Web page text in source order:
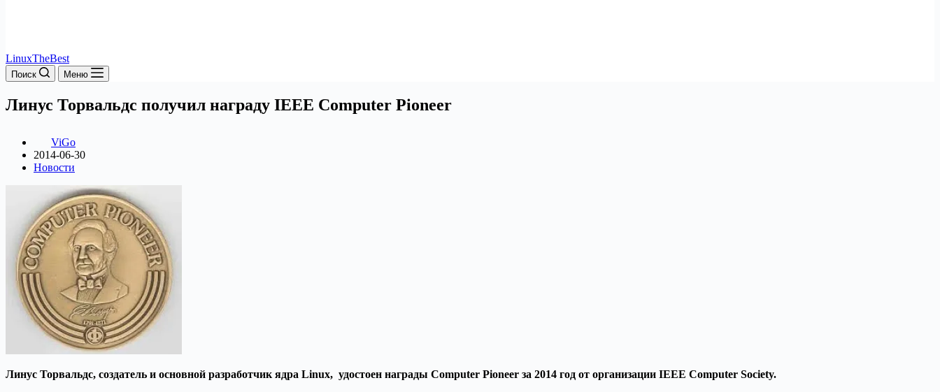
LinuxTheBest
Поиск Меню
Линус Торвальдс получил награду IEEE Computer Pioneer
ViGo
2014-06-30
Новости
Линус Торвальдс, создатель и основной разработчик ядра Linux, удостоен награды Computer Pioneer за 2014 год от организации IEEE Computer Society.